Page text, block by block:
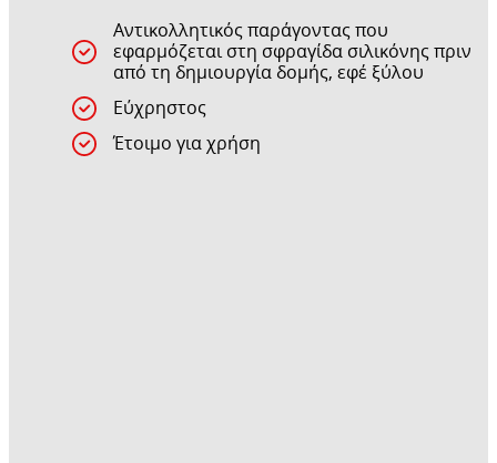
Αντικολλητικός παράγοντας που
εφαρμόζεται στη σφραγίδα σιλικόνης πριν
από τη δημιουργία δομής, εφέ ξύλου
Εύχρηστος
Έτοιμο για χρήση